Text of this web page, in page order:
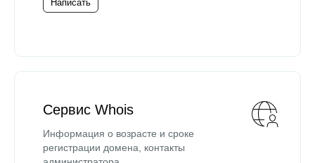
Написать
Сервис Whois
Информация о возрасте и сроке
регистрации домена, контакты